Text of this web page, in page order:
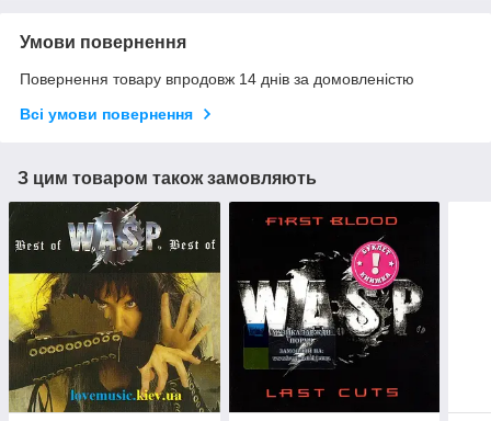
Умови повернення
Повернення товару впродовж 14 днів за домовленістю
Всі умови повернення
З цим товаром також замовляють